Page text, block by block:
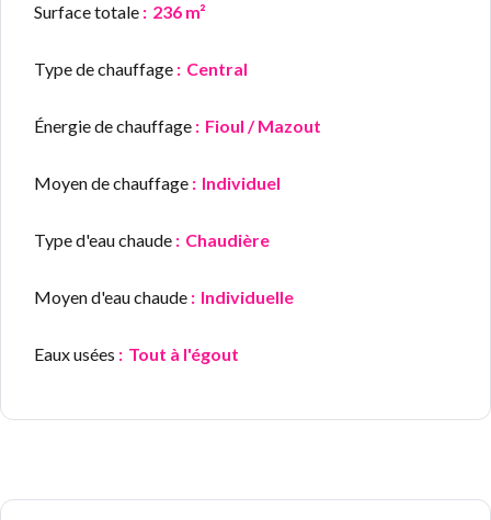
Surface totale 236 m²
Type de chauffage Central
Énergie de chauffage Fioul / Mazout
Moyen de chauffage Individuel
Type d'eau chaude Chaudière
Moyen d'eau chaude Individuelle
Eaux usées Tout à l'égout